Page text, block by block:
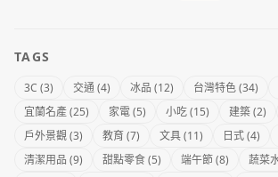
TAGS
3C (3) 交通 (4) 冰品 (12) 台灣特色 (34)
宜蘭名產 (25)
家電 (5) 小吃 (15) 建築 (2)
戶外景觀 (3)
教育 (7) 文具 (11) 日式 (4)
清潔用品 (9)
甜點零食 (5) 端午節 (8)
蔬菜